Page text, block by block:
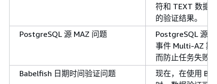
符和 TEXT 数据
的验证结果。
PostgreSQL 源 MAZ 问题
PostgreSQL 源
事件 Multi-AZ 期
而防止任务失败。
Babelfish 日期时间验证问题
现在，在使用